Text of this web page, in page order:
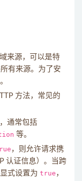
来源，可以是特
有来源。为了安
方法，常见的
通常包括
等。
，则允许请求携
认证信息）。当跨
式设置为 true ，